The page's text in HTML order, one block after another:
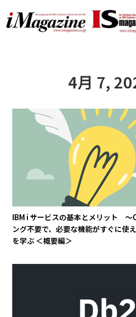
4月 7,
IBM i サービスの基本とメリット ～
ング不要で、必要な機能がすぐに使
を学ぶ ＜概要編＞